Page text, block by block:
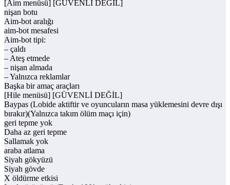
[Aim menüsü] [GÜVENLİ DEĞİL]
nişan botu
Aim-bot aralığı
aim-bot mesafesi
Aim-bot tipi:
– çaldı
– Ateş etmede
– nişan almada
– Yalnızca reklamlar
Başka bir amaç araçları
[Hile menüsü] [GÜVENLİ DEĞİL]
Baypas (Lobide aktiftir ve oyuncuların masa yüklemesini devre dışı
bırakır)(Yalnızca takım ölüm maçı için)
geri tepme yok
Daha az geri tepme
Sallamak yok
araba atlama
Siyah gökyüzü
Siyah gövde
X öldürme etkisi